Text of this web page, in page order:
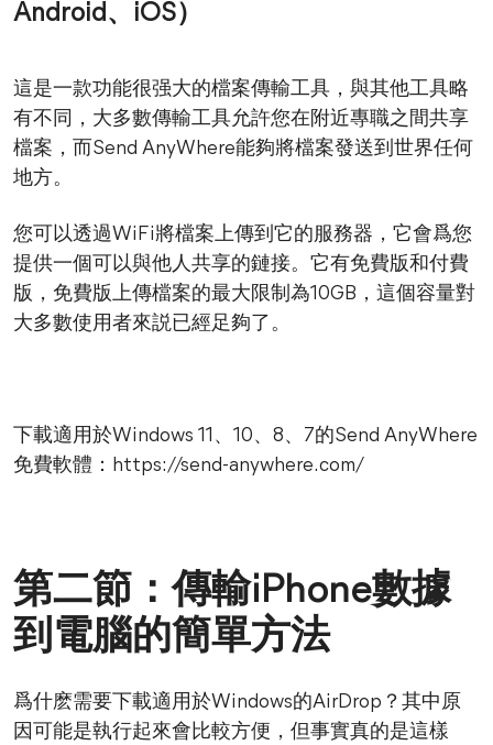
Android、iOS）
這是一款功能很强大的檔案傳輸工具，與其他工具略
有不同，大多數傳輸工具允許您在附近專職之間共享
檔案，而Send AnyWhere能夠將檔案發送到世界任何
地方。
您可以透過WiFi將檔案上傳到它的服務器，它會爲您
提供一個可以與他人共享的鏈接。它有免費版和付費
版，免費版上傳檔案的最大限制為10GB，這個容量對
大多數使用者來説已經足夠了。
下載適用於Windows 11、10、8、7的Send AnyWhere
免費軟體：https://send-anywhere.com/
第二節：傳輸iPhone數據
到電腦的簡單方法
爲什麽需要下載適用於Windows的AirDrop？其中原
因可能是執行起來會比較方便，但事實真的是這樣